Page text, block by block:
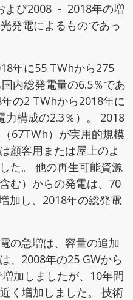
よび2008 - 2018年の増
発電によるものであっ
年に55 TWhから275
内総発電量の6.5％であ
の2 TWhから2018年に
力構成の2.3％）。 2018
67TWh）が実用的規模
顧客用または屋上のよ
た。 他の再生可能資源
む）からの発電は、70
加し、2018年の総発電
の急増は、容量の追加
、2008年の25 GWから
加しましたが、10年間
く増加しました。 技術